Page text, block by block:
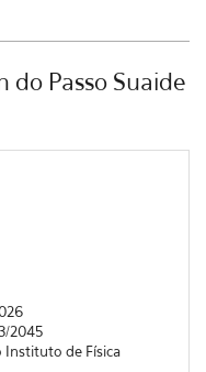
do Passo Suaide
2045
Instituto de Física